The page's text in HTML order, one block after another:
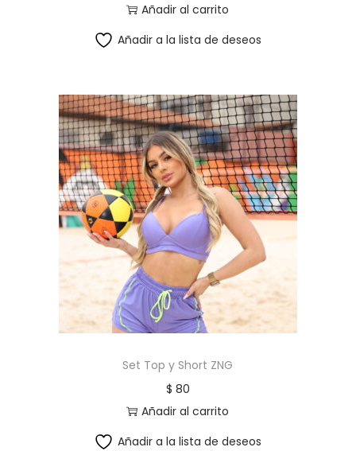
Añadir al carrito
Añadir a la lista de deseos
Set Top y Short ZNG
$ 80
Añadir al carrito
Añadir a la lista de deseos